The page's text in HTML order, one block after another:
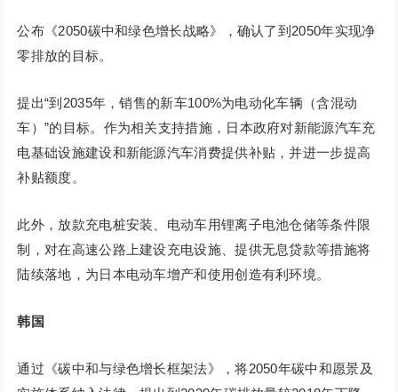
公布《2050碳中和绿色增长战略》，确认了到2050年实现净
零排放的目标。
提出“到2035年，销售的新车100%为电动化车辆（含混动
车）”的目标。作为相关支持措施，日本政府对新能源汽车充
电基础设施建设和新能源汽车消费提供补贴，并进一步提高
补贴额度。
此外，放款充电桩安装、电动车用锂离子电池仓储等条件限
制，对在高速公路上建设充电设施、提供无息贷款等措施将
陆续落地，为日本电动车增产和使用创造有利环境。
韩国
通过《碳中和与绿色增长框架法》，将2050年碳中和愿景及